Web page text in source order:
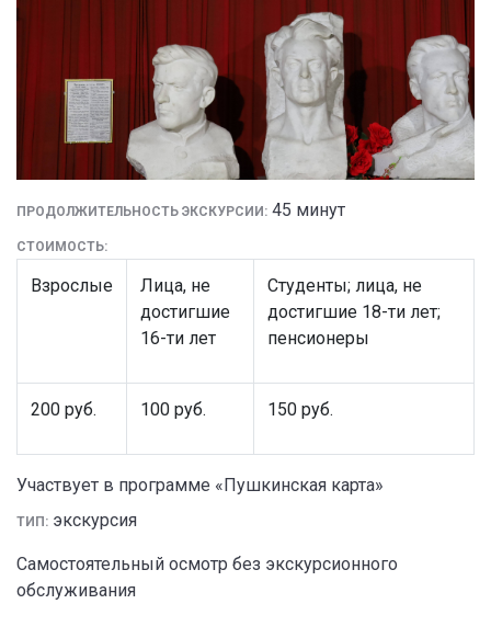
ПРОДОЛЖИТЕЛЬНОСТЬ ЭКСКУРСИИ: 45 минут
СТОИМОСТЬ:
Взрослые
Лица, не
достигшие
16-ти лет
Студенты; лица, не
достигшие 18-ти лет;
пенсионеры
200 руб. 100 руб. 150 руб.
Участвует в программе «Пушкинская карта»
ТИП: экскурсия
Самостоятельный осмотр без экскурсионного
обслуживания